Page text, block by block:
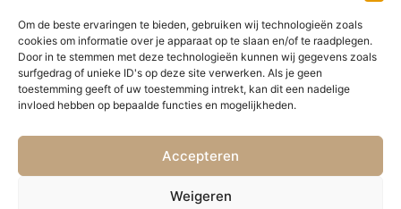
Om de beste ervaringen te bieden, gebruiken wij technologieën zoals
cookies om informatie over je apparaat op te slaan en/of te raadplegen.
Door in te stemmen met deze technologieën kunnen wij gegevens zoals
surfgedrag of unieke ID's op deze site verwerken. Als je geen
toestemming geeft of uw toestemming intrekt, kan dit een nadelige
invloed hebben op bepaalde functies en mogelijkheden.
Accepteren
Weigeren
VORIGE VOLGENDE